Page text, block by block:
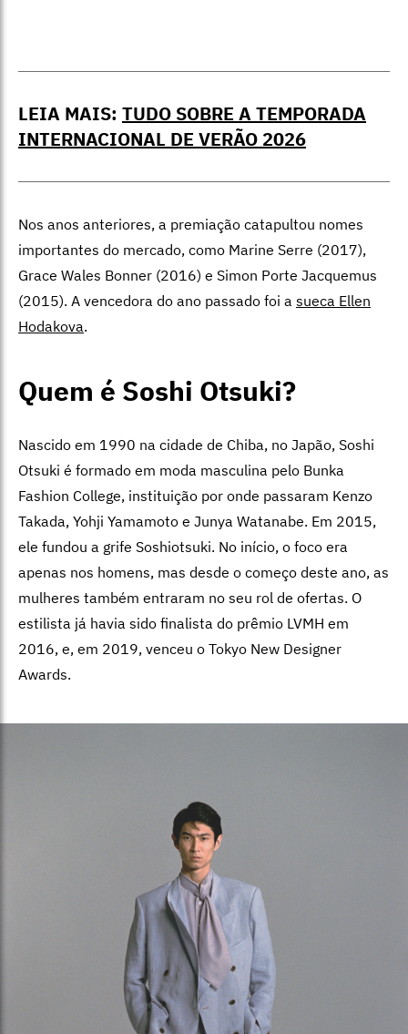
LEIA MAIS: TUDO SOBRE A TEMPORADA
INTERNACIONAL DE VERÃO 2026
Nos anos anteriores, a premiação catapultou nomes
importantes do mercado, como Marine Serre (2017),
Grace Wales Bonner (2016) e Simon Porte Jacquemus
(2015). A vencedora do ano passado foi a sueca Ellen
Hodakova.
Quem é Soshi Otsuki?
Nascido em 1990 na cidade de Chiba, no Japão, Soshi
Otsuki é formado em moda masculina pelo Bunka
Fashion College, instituição por onde passaram Kenzo
Takada, Yohji Yamamoto e Junya Watanabe. Em 2015,
ele fundou a grife Soshiotsuki. No início, o foco era
apenas nos homens, mas desde o começo deste ano, as
mulheres também entraram no seu rol de ofertas. O
estilista já havia sido finalista do prêmio LVMH em
2016, e, em 2019, venceu o Tokyo New Designer
Awards.